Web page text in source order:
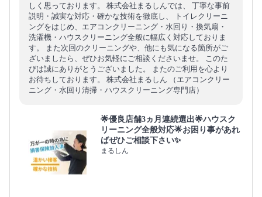
しく思っております。 株式会社まるしんでは、 丁寧な事前
説明・誠実な対応・確かな技術を徹底し、 トイレクリーニ
ングをはじめ、エアコンクリーニング・水回り・換気扇・
洗濯機・ハウスクリーニング全般に幅広く対応しておりま
す。 また次回のクリーニングや、他にも気になる箇所がご
ざいましたら、ぜひお気軽にご相談くださいませ。 このた
びは誠にありがとうございました。 またのご利用を心より
お待ちしております。 株式会社まるしん （エアコンクリー
ニング・水回り清掃・ハウスクリーニング専門店）
🌟優良店舗3ヵ月連続選出🌟ハウスク
リーニング全般対応🌟お困り事があれ
ばぜひご相談下さい✨
まるしん